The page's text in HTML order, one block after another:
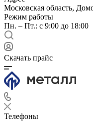
Московская область,
Режим работы
Пн. – Пт.: с 9:00 до 18:00
Скачать прайс
Телефоны